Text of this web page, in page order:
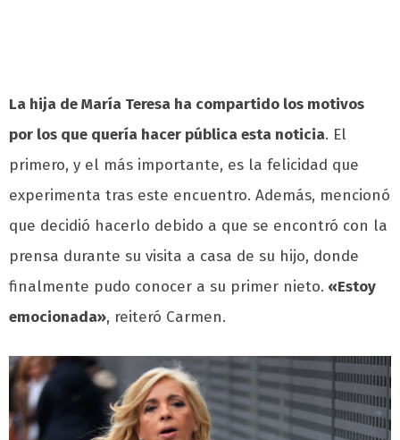
La hija de María Teresa ha compartido los motivos
por los que quería hacer pública esta noticia. El
primero, y el más importante, es la felicidad que
experimenta tras este encuentro. Además, mencionó
que decidió hacerlo debido a que se encontró con la
prensa durante su visita a casa de su hijo, donde
finalmente pudo conocer a su primer nieto. «Estoy
emocionada», reiteró Carmen.